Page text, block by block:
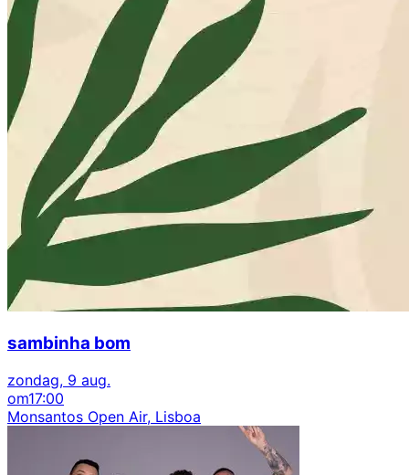
sambinha bom
zondag, 9 aug.
om17:00
Monsantos Open Air, Lisboa